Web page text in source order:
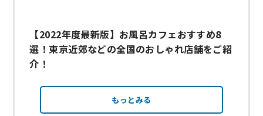
【2022年度最新版】お風呂カフェおすすめ8
選！東京近郊などの全国のおしゃれ店舗をご紹
介！
もっとみる